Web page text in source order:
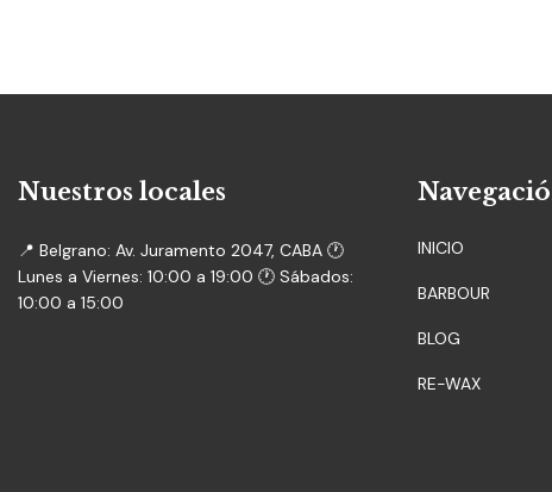
Nuestros locales
📍 Belgrano: Av. Juramento 2047, CABA 🕐
Lunes a Viernes: 10:00 a 19:00 🕐 Sábados:
10:00 a 15:00
INICIO
BARBOUR
BLOG
RE-WAX